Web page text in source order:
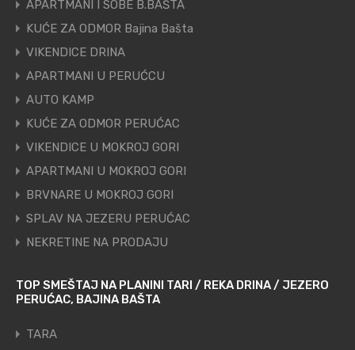
APARTMANI I SOBE B.BAŠTA
KUĆE ZA ODMOR Bajina Bašta
VIKENDICE DRINA
APARTMANI U PERUĆCU
AUTO KAMP
KUĆE ZA ODMOR PERUĆAC
VIKENDICE U MOKROJ GORI
APARTMANI U MOKROJ GORI
BRVNARE U MOKROJ GORI
SPLAV NA JEZERU PERUĆAC
NEKRETINE NA PRODAJU
TOP SMEŠTAJ NA PLANINI TARI / REKA DRINA / JEZERO
PERUĆAC, BAJINA BAŠTA
TARA